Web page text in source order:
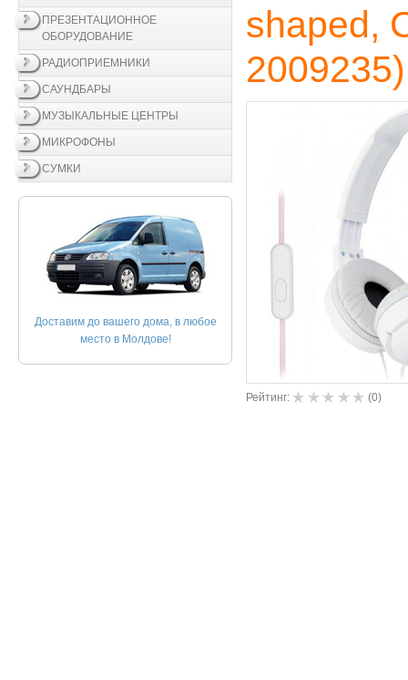
ПРЕЗЕНТАЦИОННОЕ
ОБОРУДОВАНИЕ
РАДИОПРИЕМНИКИ
САУНДБАРЫ
МУЗЫКАЛЬНЫЕ ЦЕНТРЫ
МИКРОФОНЫ
СУМКИ
Доставим до вашего дома, в любое
место в Молдове!
shaped,
2009235)
Рейтинг: (0)